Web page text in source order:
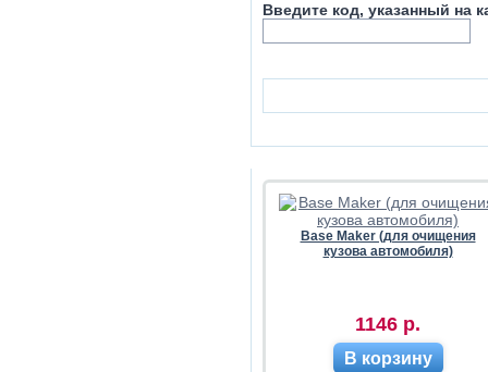
Введите код, указанный на
Base Maker (для очищения
кузова автомобиля)
1146 р.
В корзину